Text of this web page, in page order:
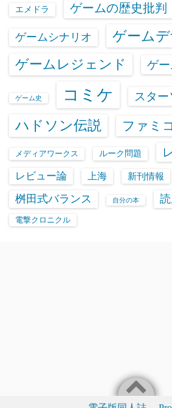
エメドラ ゲームの歴史批判
ゲームシナリオ ゲーム
ゲームレジェンド ゲ
ゲーム史 コミケ スタ
ハドソン伝説 ファミ
メディアワークス ルーク問題
レビュー論 上海 新刊情報
桝田式バランス 自分の本
電撃クロニクル